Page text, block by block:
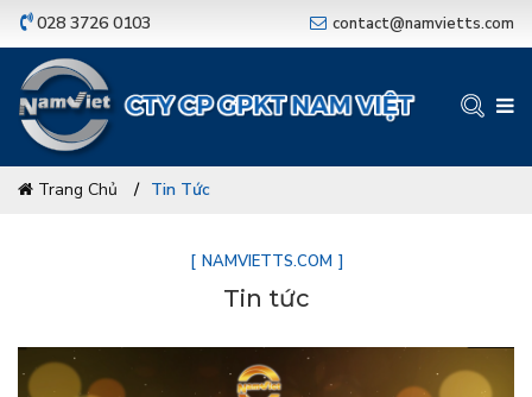
028 3726 0103 contact@namvietts.com
Trang Chủ Tin Tức
NAMVIETTS.COM
Tin tức